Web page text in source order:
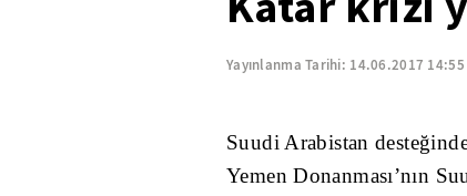
Yayınlanma Tarihi: 14.06.2017 14:55
Suudi Arabistan
Yemen Donanması’nın